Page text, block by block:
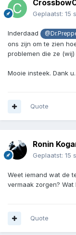
Geplaatst: 15
Inderdaad
ons zijn om te zien
problemen die ze
Mooie insteek. Dank u.
Quote
Ronin
Geplaatst: 15
Weet iemand wat de
vermaak zorgen?
Quote